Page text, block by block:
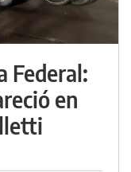
Federal:
en